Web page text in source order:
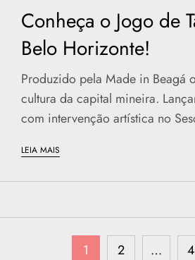
Conheça o Jogo de
Belo Horizonte!
Produzido pela Made in Beagá
cultura da capital mineira.
com intervenção artística no
LEIA MAIS
Page
1 Page
2 … 4